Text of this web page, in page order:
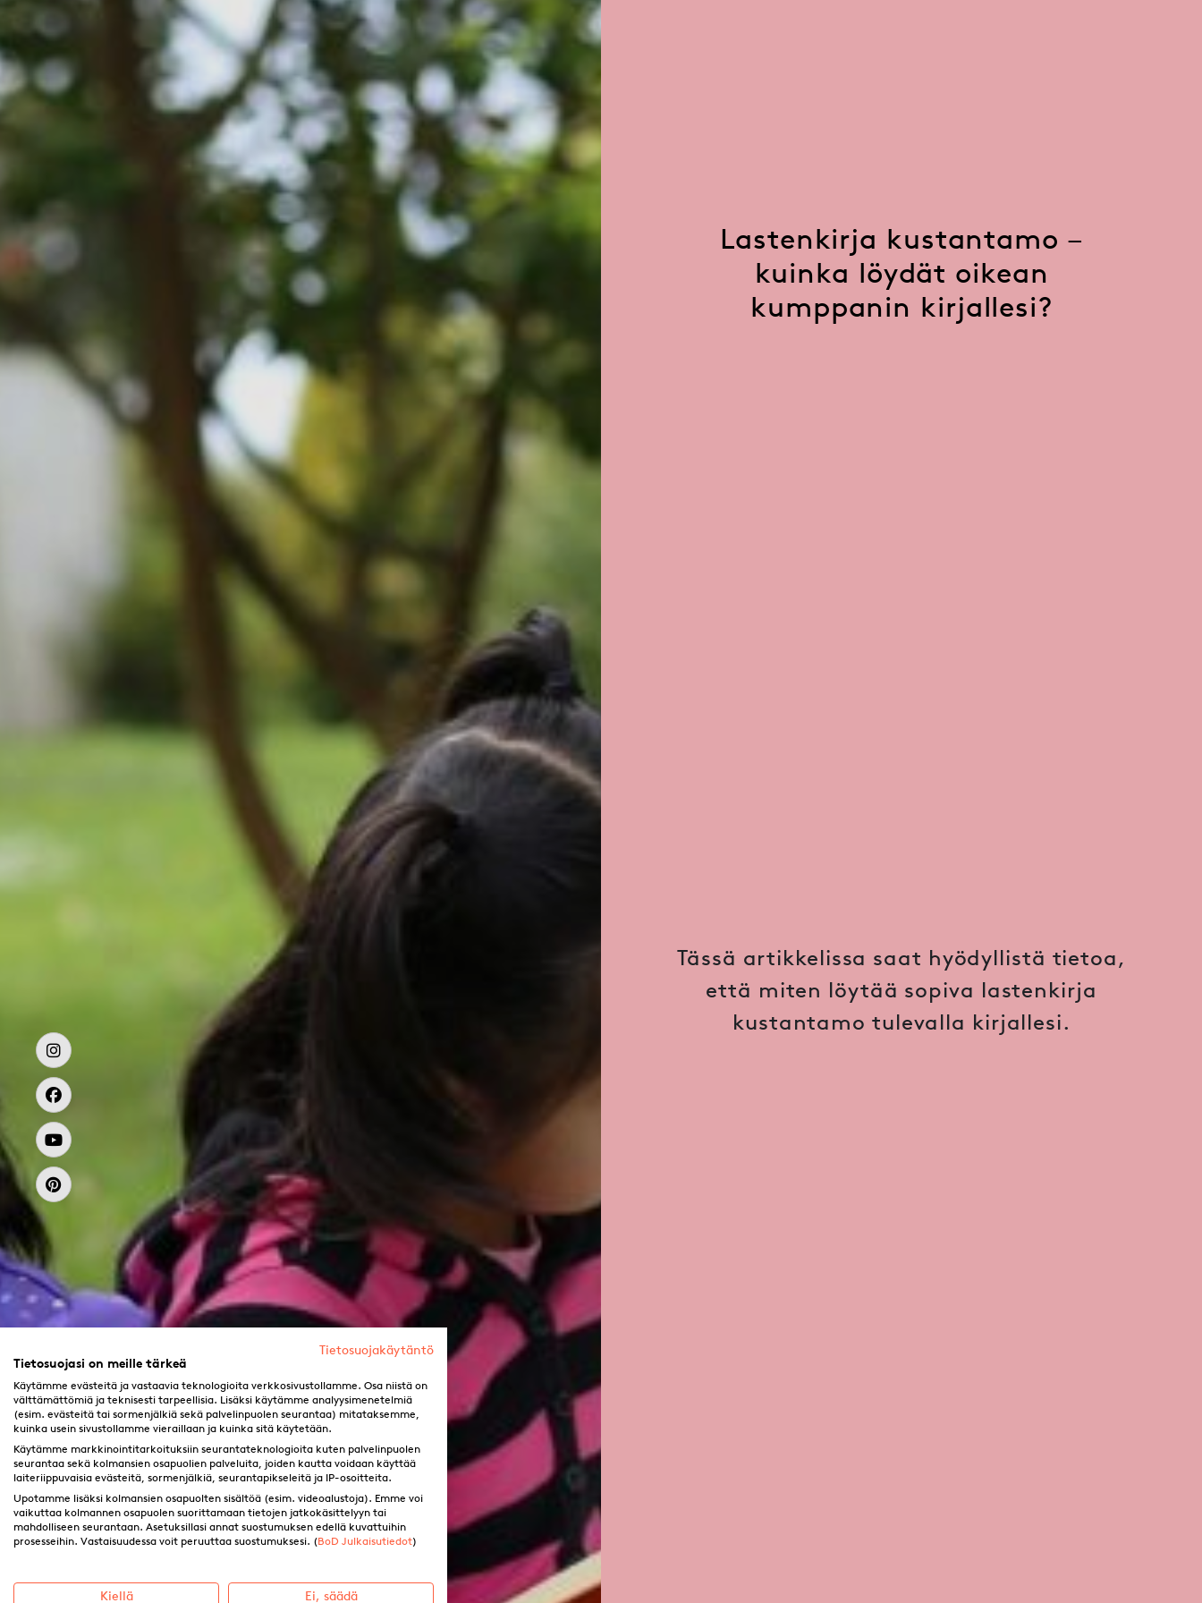
Lastenkirja kustantamo –
kuinka löydät oikean
kumppanin kirjallesi?
Tässä artikkelissa saat hyödyllistä tietoa,
että miten löytää sopiva lastenkirja
kustantamo tulevalla kirjallesi.
Tietosuojakäytäntö
Tietosuojasi on meille tärkeä
Käytämme evästeitä ja vastaavia teknologioita verkkosivustollamme. Osa niistä on
välttämättömiä ja teknisesti tarpeellisia. Lisäksi käytämme analyysimenetelmiä
(esim. evästeitä tai sormenjälkiä sekä palvelinpuolen seurantaa) mitataksemme,
kuinka usein sivustollamme vieraillaan ja kuinka sitä käytetään.
Käytämme markkinointitarkoituksiin seurantateknologioita kuten palvelinpuolen
seurantaa sekä kolmansien osapuolien palveluita, joiden kautta voidaan käyttää
laiteriippuvaisia evästeitä, sormenjälkiä, seurantapikseleitä ja IP-osoitteita.
Upotamme lisäksi kolmansien osapuolten sisältöä (esim. videoalustoja). Emme voi
vaikuttaa kolmannen osapuolen suorittamaan tietojen jatkokäsittelyyn tai
mahdolliseen seurantaan. Asetuksillasi annat suostumuksen edellä kuvattuihin
prosesseihin. Vastaisuudessa voit peruuttaa suostumuksesi. (BoD Julkaisutiedot)
Kiellä Ei, säädä